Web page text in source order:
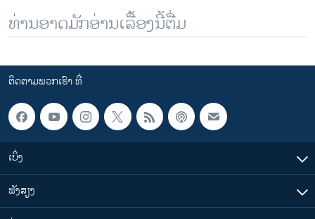
ທ່ານອາດມັກອ່ານເລື້ອງນີ້ຕື່ມ
ຕິດຕາມພວກເຮົາ ທີ່
ເບິ່ງ
ຟັງສຽງ